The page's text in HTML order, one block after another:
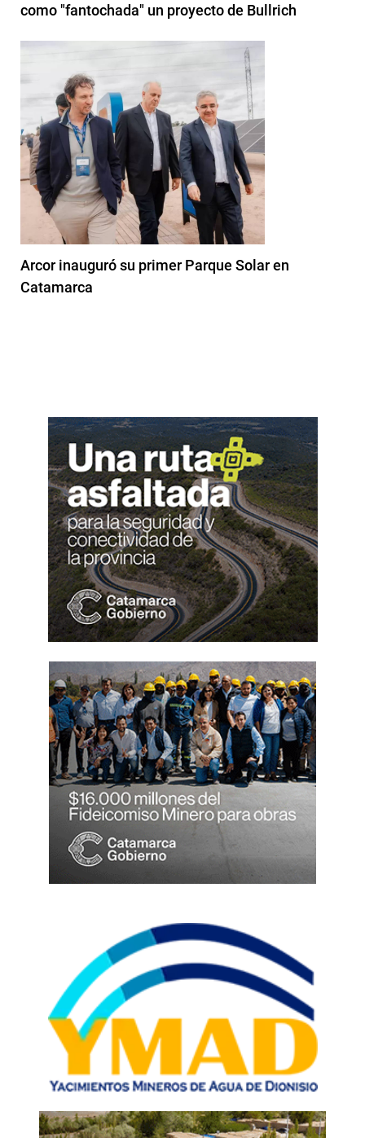
como "fantochada" un proyecto de Bullrich
Arcor inauguró su primer Parque Solar en
Catamarca